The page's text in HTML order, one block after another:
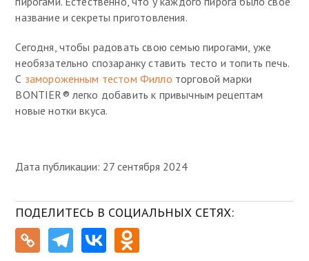
название и секреты приготовления.
Сегодня, чтобы радовать свою семью пирогами, уже
необязательно спозаранку ставить тесто и топить печь.
С замороженным тестом Филло торговой марки
BONTIER® легко добавить к привычным рецептам
новые нотки вкуса.
Дата публикации: 27 сентября 2024
ПОДЕЛИТЕСЬ В СОЦИАЛЬНЫХ СЕТЯХ: